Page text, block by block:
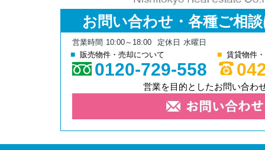
お問い合わせ・各種ご相
営業時間 10:00～18:00 定休日 水曜日
販売物件・売却について
0120-729-558
賃貸物件
営業を目的としたお問い合わ